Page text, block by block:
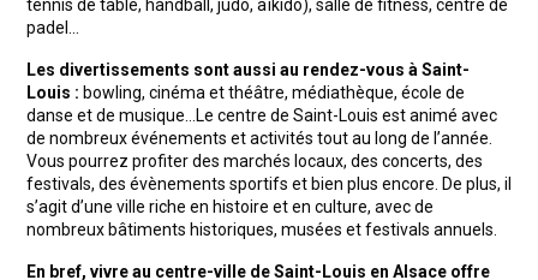
tennis de table, handball, judo, aïkido), salle de fitness, centre de
padel…
Les divertissements sont aussi au rendez-vous à Saint-
Louis : bowling, cinéma et théâtre, médiathèque, école de
danse et de musique…Le centre de Saint-Louis est animé avec
de nombreux événements et activités tout au long de l’année.
Vous pourrez profiter des marchés locaux, des concerts, des
festivals, des évènements sportifs et bien plus encore. De plus, il
s’agit d’une ville riche en histoire et en culture, avec de
nombreux bâtiments historiques, musées et festivals annuels.
En bref, vivre au centre-ville de Saint-Louis en Alsace offre